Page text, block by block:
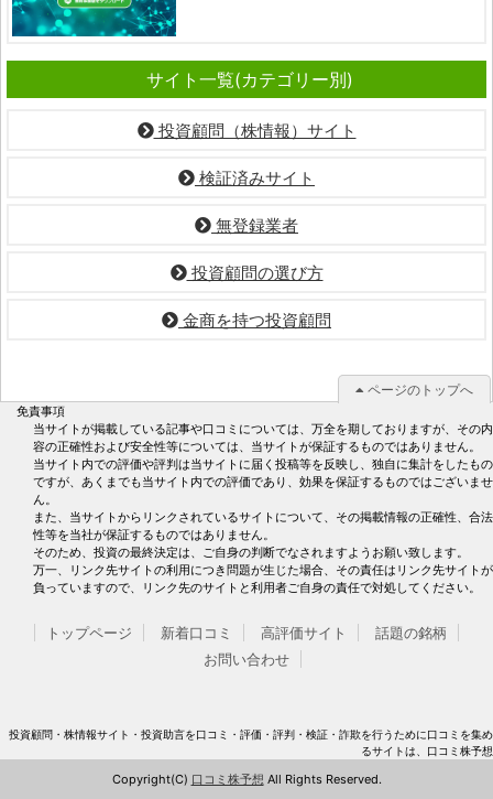
サイト一覧(カテゴリー別)
投資顧問（株情報）サイト
検証済みサイト
無登録業者
投資顧問の選び方
金商を持つ投資顧問
免責事項
当サイトが掲載している記事や口コミについては、万全を期しておりますが、その内
容の正確性および安全性等については、当サイトが保証するものではありません。
当サイト内での評価や評判は当サイトに届く投稿等を反映し、独自に集計をしたもの
ですが、あくまでも当サイト内での評価であり、効果を保証するものではございませ
ん。
また、当サイトからリンクされているサイトについて、その掲載情報の正確性、合法
性等を当社が保証するものではありません。
そのため、投資の最終決定は、ご自身の判断でなされますようお願い致します。
万一、リンク先サイトの利用につき問題が生じた場合、その責任はリンク先サイトが
負っていますので、リンク先のサイトと利用者ご自身の責任で対処してください。
トップページ 新着口コミ 高評価サイト
話題の銘柄
お問い合わせ
投資顧問・株情報サイト・投資助言を口コミ・評価・評判・検証・詐欺を行うために口コミを集め
るサイトは、口コミ株予想
ページのトップへ
Copyright(C) 口コミ株予想 All Rights Reserved.